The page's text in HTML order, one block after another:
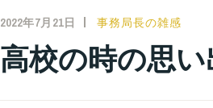
2022年7月21日
小
宮
位
事務局長の雑感
高校の時の思い